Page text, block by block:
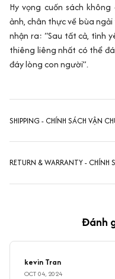
Hy vọng cuốn sách
ảnh, chân thực về bùa
nhận ra: “Sau tất cả, tình
thiêng liêng nhất có thể
đáy lòng con người”.
SHIPPING - CHÍNH SÁCH VẬN
RETURN & WARRANTY - CHÍNH
Đánh
kevin Tran
OCT 04, 2024